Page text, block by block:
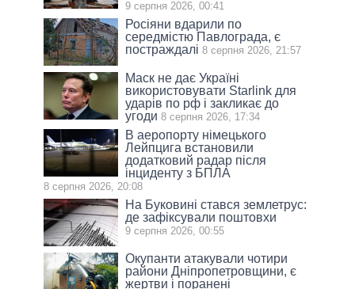
9 серпня 2026, 00:41
Росіяни вдарили по
середмістю Павлограда, є
постраждалі 8 серпня 2026, 21:57
Маск не дає Україні
використовувати Starlink для
ударів по рф і закликає до
угоди 8 серпня 2026, 17:34
В аеропорту німецького
Лейпцига встановили
додатковий радар після
інциденту з БПЛА
8 серпня 2026, 20:08
На Буковині стався землетрус:
де зафіксували поштовхи
9 серпня 2026, 00:55
Окупанти атакували чотири
райони Дніпропетровщини, є
жертви і поранені